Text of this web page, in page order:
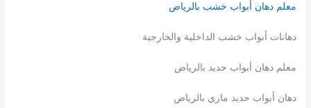
معلم دهان أبواب خشب بالرياض
دهانات أبواب خشب الداخلية والخارجية
معلم دهان أبواب حديد بالرياض
دهان أبواب حديد ماري بالرياض